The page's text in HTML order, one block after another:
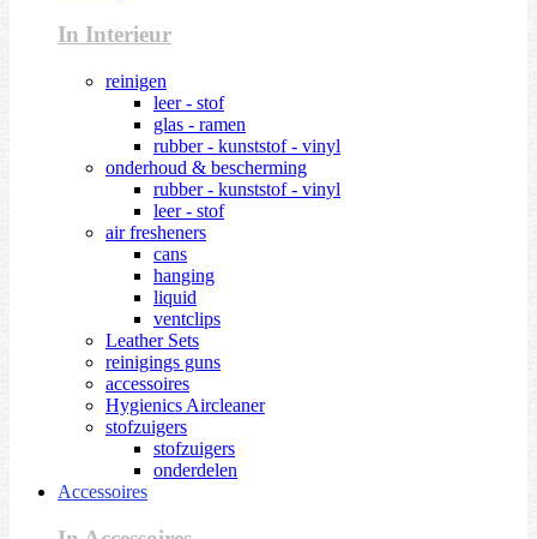
In Interieur
reinigen
leer - stof
glas - ramen
rubber - kunststof - vinyl
onderhoud & bescherming
rubber - kunststof - vinyl
leer - stof
air fresheners
cans
hanging
liquid
ventclips
Leather Sets
reinigings guns
accessoires
Hygienics Aircleaner
stofzuigers
stofzuigers
onderdelen
Accessoires